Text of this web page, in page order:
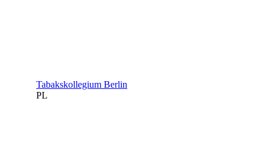
Tabakskollegium Berlin
PL